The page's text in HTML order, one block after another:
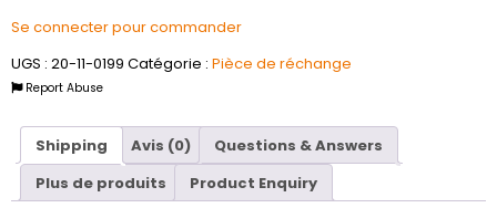
Se connecter pour commander
UGS : 20-11-0199 Catégorie : Pièce de réchange
Report Abuse
Shipping Avis (0)
Questions & Answers
Plus de produits
Product Enquiry